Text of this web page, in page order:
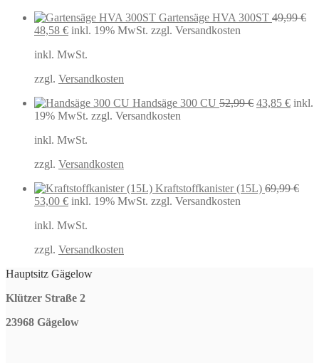
Gartensäge HVA 300ST 49,99€
Ursprünglicher
war:
48,58 €Aktueller
ist:
inkl. 19% MwSt. zzgl. Versandkosten
inkl. MwSt.
zzgl. Versandkosten
Handsäge 300 CU 52,99€ 43,85 € inkl.
19% MwSt. zzgl. Versandkosten
inkl. MwSt.
zzgl. Versandkosten
Kraftstoffkanister (15L) 69,99€
Ursprünglicher
war:
53,00 €Aktueller
ist:
inkl. 19% MwSt. zzgl. Versandkosten
inkl. MwSt.
zzgl. Versandkosten
Hauptsitz Gägelow
Klützer Straße 2
23968 Gägelow